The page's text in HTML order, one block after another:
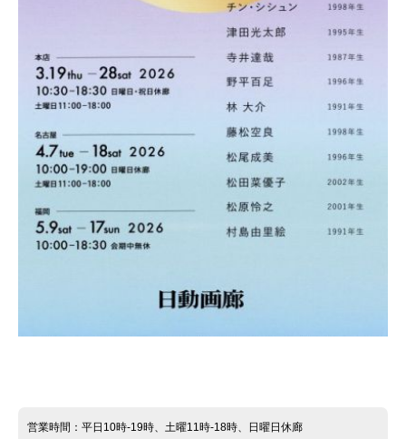
営業時間：平日10時-19時、土曜11時-18時、日曜日休廊